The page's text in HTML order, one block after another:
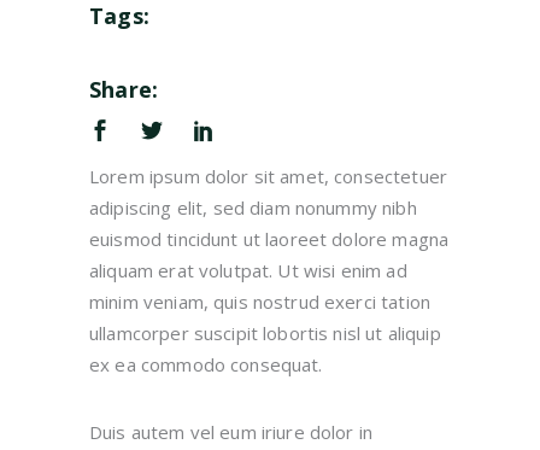
Tags:
Share:
Lorem ipsum dolor sit amet, consectetuer
adipiscing elit, sed diam nonummy nibh
euismod tincidunt ut laoreet dolore magna
aliquam erat volutpat. Ut wisi enim ad
minim veniam, quis nostrud exerci tation
ullamcorper suscipit lobortis nisl ut aliquip
ex ea commodo consequat.
Duis autem vel eum iriure dolor in